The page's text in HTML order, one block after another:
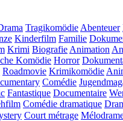
Tragikomödie Abenteuer
Kinderfilm Familie
Krimi Biografie Animation
Komödie Horror
Roadmovie Krimikomödie
Comédie
Fantastique Documentaire
Comédie dramatique
Court métrage